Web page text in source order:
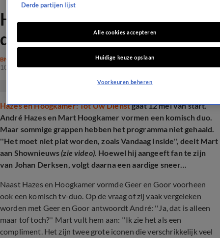
Hazes en Hoogkamer drijven
de spot met Johan Derksen
BN'ERS
10 apr 2025, 14:44
Hazes en Hoogkamer: Tot Uw Dienstgaat 12 mei van start.
André Hazes en Mart Hoogkamer vormen een komisch duo.
Maar sommige grappen hebben het programma niet gehaald.
''Het moet niet plat worden, zoals Vandaag Inside'', deelt Mart
aan Shownieuws(zie video). Hoewel hij aangeeft fan te zijn
van Johan Derksen, volgt daarna een aardige sneer...
Naast Hazes en Hoogkamer vormde Geer en Goor voorheen
ook een komisch tv-duo. Op de vraag of zij vaak vergeleken
worden met Geer en Goor antwoordt André: ''Ja, dat is alleen
maar tof toch?'' Mart vult hem aan: ''Ik zie het als een
compliment. Het zijn twee grote iconen die verschrikkelijk veel
Derde partijen lijst
Alle cookies accepteren
Huidige keuze opslaan
Voorkeuren beheren